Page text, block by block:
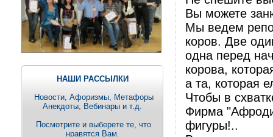
НАШИ РАССЫЛКИ
Новости, Aфоризмы, Метафоры
Анекдоты, Вебинары и т.д.
Посмотрите и выберете те, что
нравятся Вам.
Вы можете
Мы ведем
коров. Две
одна перед
корова,
а та, которая
Чтобы в
Фирма
фигуры!..